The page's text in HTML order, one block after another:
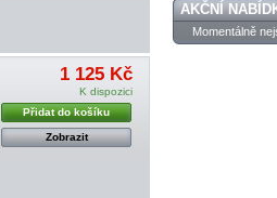
1 125 Kč
K dispozici
Přidat do košíku
Zobrazit
AKČNÍ
Momentálně